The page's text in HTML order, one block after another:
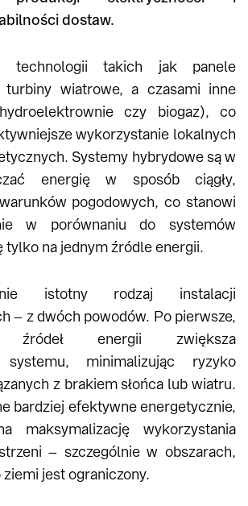
dostaw.
technologii takich jak panele
turbiny wiatrowe, a czasami inne
czy biogaz), co
wykorzystanie lokalnych
Systemy hybrydowe są w
energię w sposób ciągły,
pogodowych, co stanowi
w porównaniu do systemów
tylko na jednym źródle energii​.
istotny rodzaj instalacji
– z dwóch powodów. Po pierwsze,
źródeł energii zwiększa
systemu, minimalizując ryzyko
z brakiem słońca lub wiatru.
bardziej efektywne energetycznie,
maksymalizację wykorzystania
– szczególnie w obszarach,
jest ograniczony​.